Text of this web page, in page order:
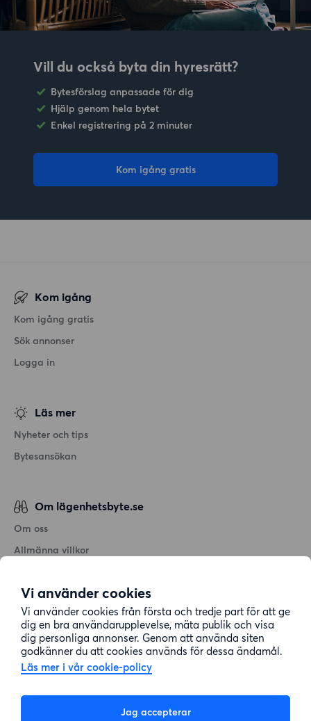
Vi använder cookies
Vi använder cookies från första och tredje part för att ge
dig en bra användarupplevelse, mäta publik och visa
dig personliga annonser. Genom att använda siten
godkänner du att cookies används för dessa ändamål.
Läs mer i vår cookie-policy
Jag accepterar
Vill du också byta din hyresrätt?
Bytesförslag anpassade för dig
Hjälp genom hela bytet
Enkel registrering på 2 minuter
Kom igång gratis
Kom igång
Kom igång gratis
Sök annonser
Logga in
Läs mer
Nyheter och tips
Bytesansökan
Om lägenhetsbyte.se
Om oss
Allmänna villkor
Cookiepolicy
Sitemap
Kundtjänst